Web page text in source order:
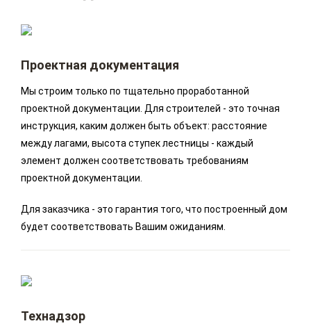
Проектная документация
Мы строим только по тщательно проработанной
проектной документации. Для строителей - это точная
инструкция, каким должен быть объект: расстояние
между лагами, высота ступек лестницы - каждый
элемент должен соответствовать требованиям
проектной документации.
Для заказчика - это гарантия того, что построенный дом
будет соответствовать Вашим ожиданиям.
Технадзор